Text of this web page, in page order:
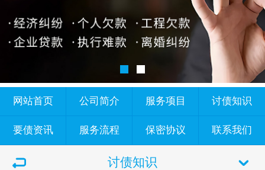
网站首页 公司简介 服务项目 讨债知识
要债资讯 服务流程 保密协议 联系我们
讨债知识